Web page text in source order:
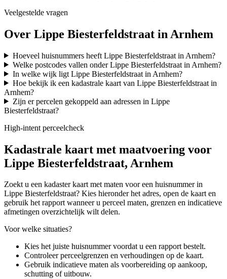
Veelgestelde vragen
Over Lippe Biesterfeldstraat in Arnhem
Hoeveel huisnummers heeft Lippe Biesterfeldstraat in Arnhem?
Welke postcodes vallen onder Lippe Biesterfeldstraat in Arnhem?
In welke wijk ligt Lippe Biesterfeldstraat in Arnhem?
Hoe bekijk ik een kadastrale kaart van Lippe Biesterfeldstraat in
Arnhem?
Zijn er percelen gekoppeld aan adressen in Lippe
Biesterfeldstraat?
High-intent perceelcheck
Kadastrale kaart met maatvoering voor
Lippe Biesterfeldstraat, Arnhem
Zoekt u een kadaster kaart met maten voor een huisnummer in
Lippe Biesterfeldstraat? Kies hieronder het adres, open de kaart en
gebruik het rapport wanneer u perceel maten, grenzen en indicatieve
afmetingen overzichtelijk wilt delen.
Voor welke situaties?
Kies het juiste huisnummer voordat u een rapport bestelt.
Controleer perceelgrenzen en verhoudingen op de kaart.
Gebruik indicatieve maten als voorbereiding op aankoop,
schutting of uitbouw.